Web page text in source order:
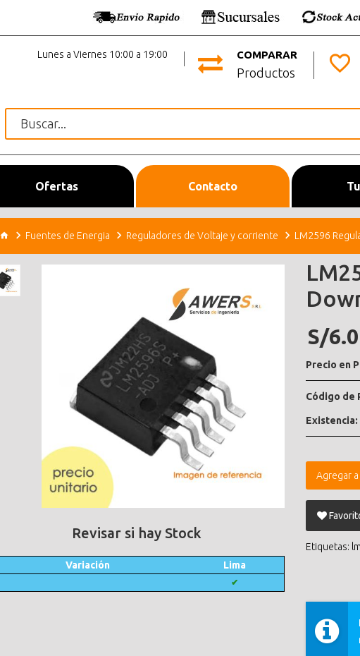
COMPARAR
Productos
Lunes a Viernes 10:00 a 19:00
Ofertas Contacto
Fuentes de Energia Reguladores de Voltaje y corriente LM2596
Revisar si hay Stock
Variación Lima
✔
S/6.0
Precio en
Código de
Existencia:
Agregar
Etiquetas: